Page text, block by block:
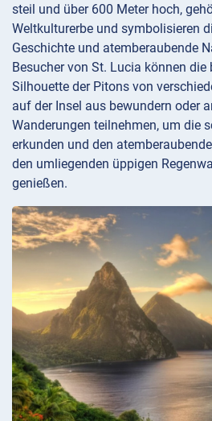
steil und über 600 Meter hoch,
Weltkulturerbe und symbolisieren
Geschichte und atemberaubende
Besucher von St. Lucia können die
Silhouette der Pitons von
auf der Insel aus bewundern oder
Wanderungen teilnehmen, um die
erkunden und den
den umliegenden üppigen
genießen.